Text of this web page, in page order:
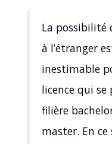
La possibilité
à l’étranger
inestimable
licence qui
filière
master. En